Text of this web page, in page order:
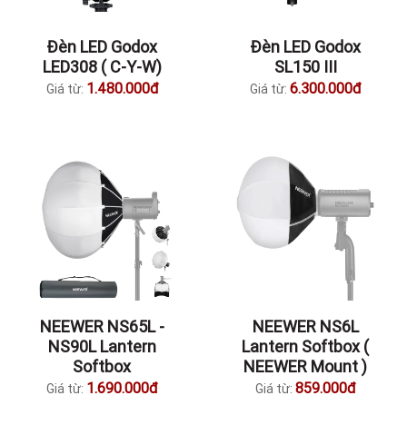
Đèn LED Godox
LED308 ( C-Y-W)
Giá từ: 1.480.000đ
Đèn LED Godox
SL150 III
Giá từ: 6.300.000đ
NEEWER NS65L -
NS90L Lantern
Softbox
Giá từ: 1.690.000đ
NEEWER NS6L
Lantern Softbox (
NEEWER Mount )
Giá từ: 859.000đ